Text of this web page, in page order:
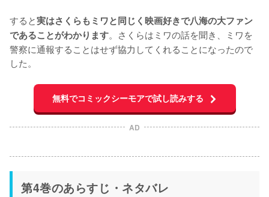
すると実はさくらもミワと同じく映画好きで八海の大ファン
であることがわかります。さくらはミワの話を聞き、ミワを
警察に通報することはせず協力してくれることになったので
した。
無料でコミックシーモアで試し読みする
AD
第4巻のあらすじ・ネタバレ